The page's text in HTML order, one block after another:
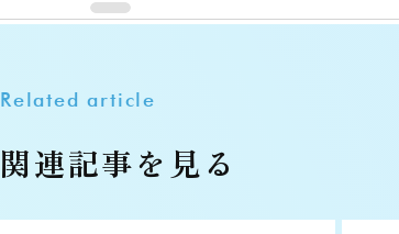
Related article
関連記事を見る